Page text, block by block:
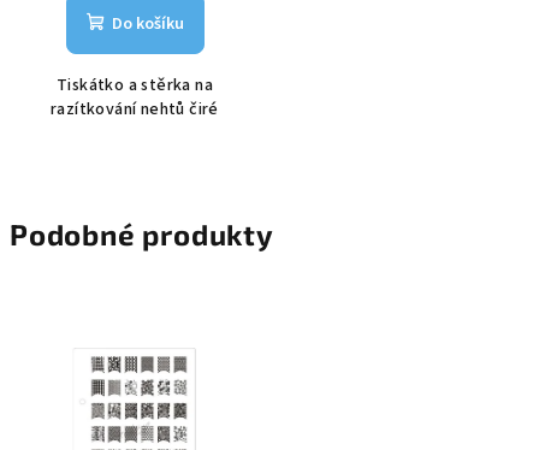
Do košíku
Tiskátko a stěrka na
razítkování nehtů čiré
Podobné produkty